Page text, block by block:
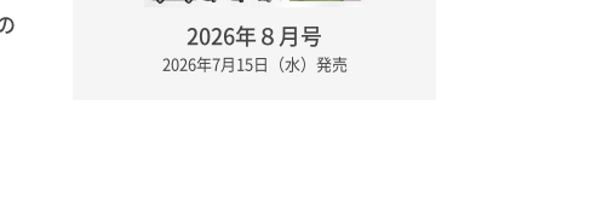
2026年８月号
2026年7月15日（水）発売